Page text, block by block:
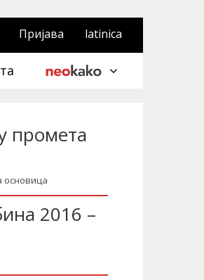
Пријава latinica
промета
основица
2016 –